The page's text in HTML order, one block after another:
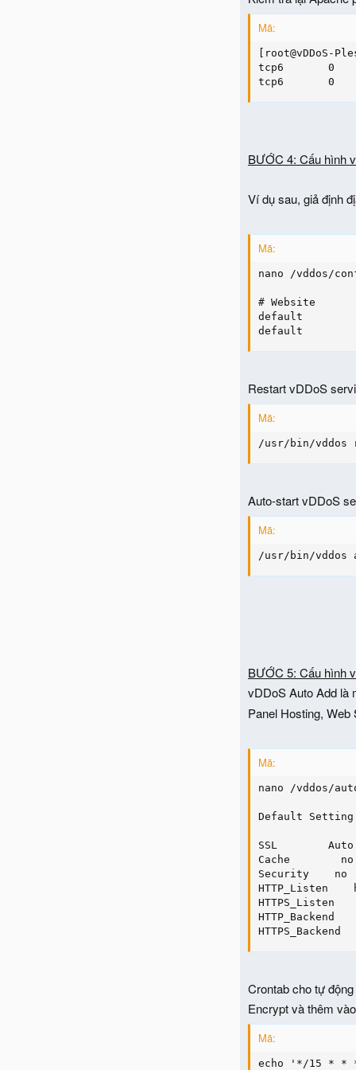
Mã:
tcp6       0
tcp6       0
BƯỚC 4: Cấu hình
Ví dụ sau, giả định
Mã:
nano /vddos/
# Website
default
default
Restart vDDoS
Mã:
/usr/bin/vddos
Auto-start vDDoS
Mã:
/usr/bin/vddos
BƯỚC 5: Cấu hình
vDDoS Auto Add là
Panel Hosting,
Mã:
nano /vddos/
Default Setting
SSL        Auto
Cache        no
Security    no
HTTP_Listen
HTTPS_Listen
Crontab cho tự
Encrypt và thêm
Mã:
echo '*/15 * *